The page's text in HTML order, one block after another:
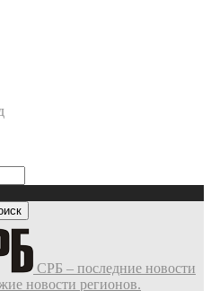
СРБ – последние новости
новости регионов.